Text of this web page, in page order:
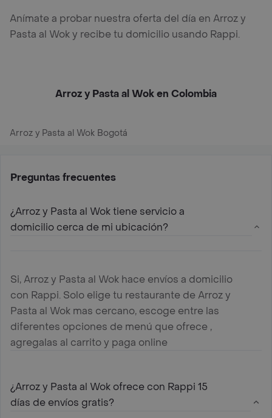
Anímate a probar nuestra oferta del día en Arroz y
Pasta al Wok y recibe tu domicilio usando Rappi.
Arroz y Pasta al Wok en Colombia
Arroz y Pasta al Wok Bogotá
Preguntas frecuentes
¿Arroz y Pasta al Wok tiene servicio a
domicilio cerca de mi ubicación?
Si, Arroz y Pasta al Wok hace envíos a domicilio
con Rappi. Solo elige tu restaurante de Arroz y
Pasta al Wok mas cercano, escoge entre las
diferentes opciones de menú que ofrece ,
agregalas al carrito y paga online
¿Arroz y Pasta al Wok ofrece con Rappi 15
días de envíos gratis?